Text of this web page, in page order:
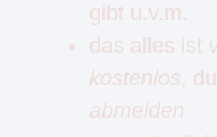
gibt u.v.m.
das alles ist
kostenlos,
abmelden